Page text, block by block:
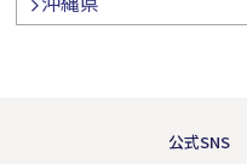
公式SNS